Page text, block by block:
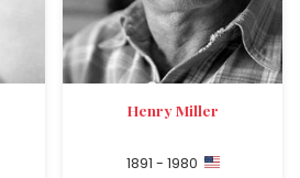
Henry Miller
1891 - 1980